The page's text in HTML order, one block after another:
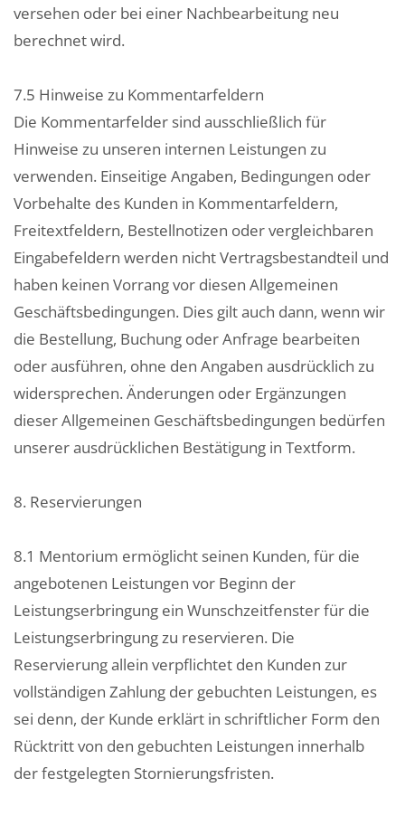
versehen oder bei einer Nachbearbeitung neu
berechnet wird.
7.5 Hinweise zu Kommentarfeldern
Die Kommentarfelder sind ausschließlich für
Hinweise zu unseren internen Leistungen zu
verwenden. Einseitige Angaben, Bedingungen oder
Vorbehalte des Kunden in Kommentarfeldern,
Freitextfeldern, Bestellnotizen oder vergleichbaren
Eingabefeldern werden nicht Vertragsbestandteil und
haben keinen Vorrang vor diesen Allgemeinen
Geschäftsbedingungen. Dies gilt auch dann, wenn wir
die Bestellung, Buchung oder Anfrage bearbeiten
oder ausführen, ohne den Angaben ausdrücklich zu
widersprechen. Änderungen oder Ergänzungen
dieser Allgemeinen Geschäftsbedingungen bedürfen
unserer ausdrücklichen Bestätigung in Textform.
8. Reservierungen
8.1 Mentorium ermöglicht seinen Kunden, für die
angebotenen Leistungen vor Beginn der
Leistungserbringung ein Wunschzeitfenster für die
Leistungserbringung zu reservieren. Die
Reservierung allein verpflichtet den Kunden zur
vollständigen Zahlung der gebuchten Leistungen, es
sei denn, der Kunde erklärt in schriftlicher Form den
Rücktritt von den gebuchten Leistungen innerhalb
der festgelegten Stornierungsfristen.